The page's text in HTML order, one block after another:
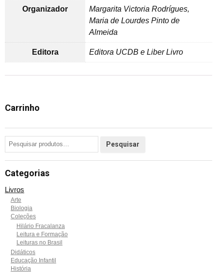
Organizador
Margarita Victoria Rodrígues,
Maria de Lourdes Pinto de
Almeida
Editora Editora UCDB e Liber Livro
Carrinho
Categorias
Livros
Arte
Biologia
Coleções
Hilário Fracalanza
Leitura e Formação
Leituras no Brasil
Didáticos
Educação Infantil
História